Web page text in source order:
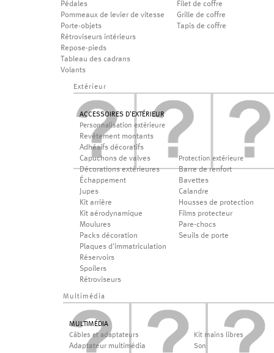
Pédales
Pommeaux de levier de vitesse
Porte-objets
Rétroviseurs intérieurs
Repose-pieds
Tableau des cadrans
Volants
Filet de coffre
Grille de coffre
Tapis de coffre
Extérieur
ACCESSOIRES D'EXTÉRIEUR
Personnalisation extérieure
Revêtement montants
Adhésifs décoratifs
Capuchons de valves
Décorations extérieures
Échappement
Jupes
Kit arrière
Kit aérodynamique
Moulures
Packs décoration
Plaques d'immatriculation
Réservoirs
Spoilers
Rétroviseurs
Protection extérieure
Barre de renfort
Bavettes
Calandre
Housses de protection
Films protecteur
Pare-chocs
Seuils de porte
Multimédia
MULTIMÉDIA
Câbles et adaptateurs
Adaptateur multimédia
Kit mains libres
Son